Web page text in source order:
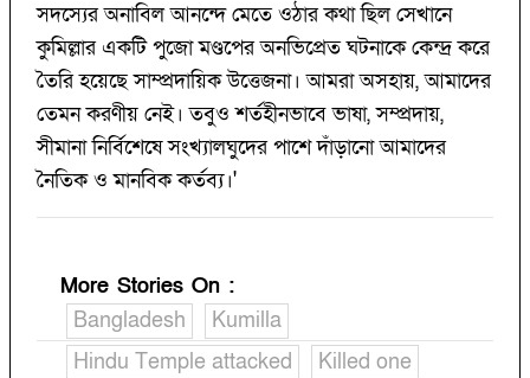
সদস্যের অনাবিল আনন্দে মেতে ওঠার কথা ছিল সেখানে
কুমিল্লার একটি পুজো মণ্ডপের অনভিপ্রেত ঘটনাকে কেন্দ্র করে
তৈরি হয়েছে সাম্প্রদায়িক উত্তেজনা। আমরা অসহায়, আমাদের
তেমন করণীয় নেই। তবুও শর্তহীনভাবে ভাষা, সম্প্রদায়,
সীমানা নির্বিশেষে সংখ্যালঘুদের পাশে দাঁড়ানো আমাদের
নৈতিক ও মানবিক কর্তব্য।'
More Stories On :
Bangladesh
Kumilla
Hindu Temple attacked
Killed one